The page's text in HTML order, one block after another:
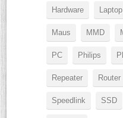
Hardware Laptop
Maus MMD
PC Philips
Repeater Router
Speedlink SSD